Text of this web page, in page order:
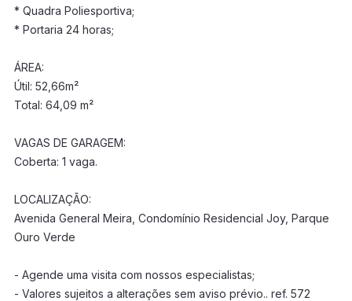
* Quadra Poliesportiva;
* Portaria 24 horas;
ÁREA:
Útil: 52,66m²
Total: 64,09 m²
VAGAS DE GARAGEM:
Coberta: 1 vaga.
LOCALIZAÇÃO:
Avenida General Meira, Condomínio Residencial Joy, Parque
Ouro Verde
- Agende uma visita com nossos especialistas;
- Valores sujeitos a alterações sem aviso prévio.. ref. 572